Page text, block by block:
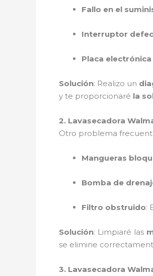
Fallo en el
Interruptor
Placa
Solución: Realizo un
y te proporcionaré la
2. Lavasecadora
Otro problema
Mangueras
Bomba de
Filtro obstruido:
Solución: Limpiaré las
se elimine
3. Lavasecadora